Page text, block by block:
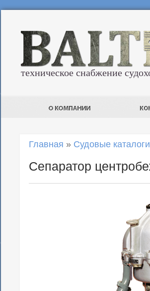
техническое снабжение
Главная » Судовые каталоги
Сепаратор